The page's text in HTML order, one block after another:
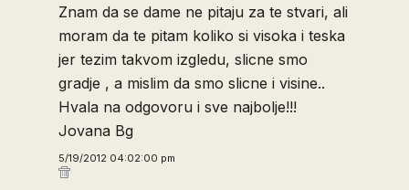
Znam da se dame ne pitaju za te stvari, ali
moram da te pitam koliko si visoka i teska
jer tezim takvom izgledu, slicne smo
gradje , a mislim da smo slicne i visine..
Hvala na odgovoru i sve najbolje!!!
Jovana Bg
5/19/2012 04:02:00 pm